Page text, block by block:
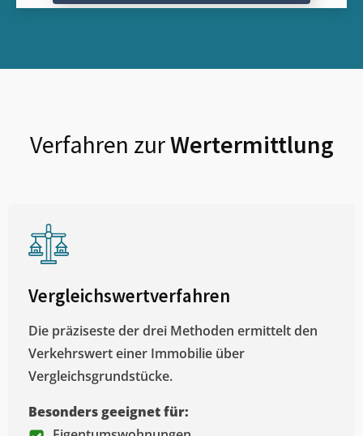
Verfahren zurWertermittlung
Vergleichswertverfahren
Die präziseste der drei Methoden ermittelt den
Verkehrswert einer Immobilie über
Vergleichsgrundstücke.
Besonders geeignet für: